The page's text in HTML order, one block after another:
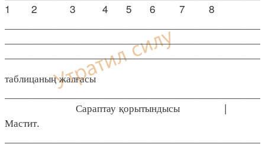
1 2 3 4 5 6 7 8
таблицаның жалғасы
Сараптау қорытындысы |
Мастит.